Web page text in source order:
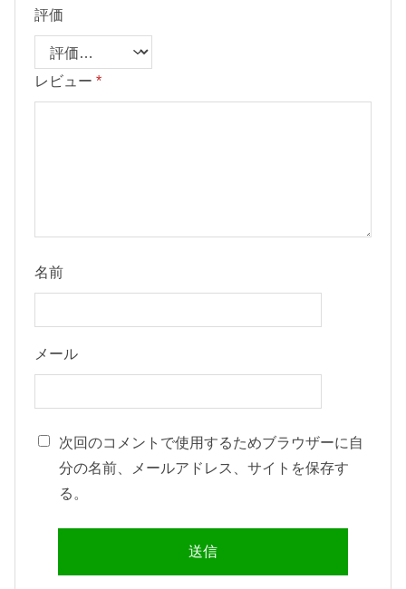
評価
レビュー *
名前
メール
次回のコメントで使用するためブラウザーに自
分の名前、メールアドレス、サイトを保存す
る。